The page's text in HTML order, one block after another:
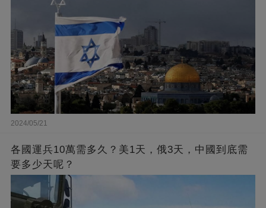
2024/05/21
各國運兵10萬需多久？美1天，俄3天，中國到底需
要多少天呢？